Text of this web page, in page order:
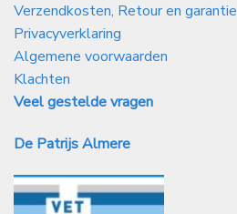
Verzendkosten, Retour en garantie
Privacyverklaring
Algemene voorwaarden
Klachten
Veel gestelde vragen
De Patrijs Almere